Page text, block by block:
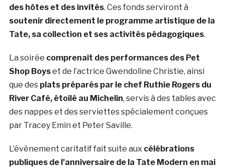
des hôtes et des invités. Ces fonds serviront à
soutenir directement le programme artistique de la
Tate, sa collection et ses activités pédagogiques.
La soirée comprenait des performances des Pet
Shop Boyset de l’actrice Gwendoline Christie, ainsi
que des plats préparés par le chef Ruthie Rogers du
River Café, étoilé au Michelin, servis à des tables avec
des nappes et des serviettes spécialement conçues
par Tracey Emin et Peter Saville.
L’évènement caritatif fait suite aux célébrations
publiques de l’anniversaire de la Tate Modern en mai